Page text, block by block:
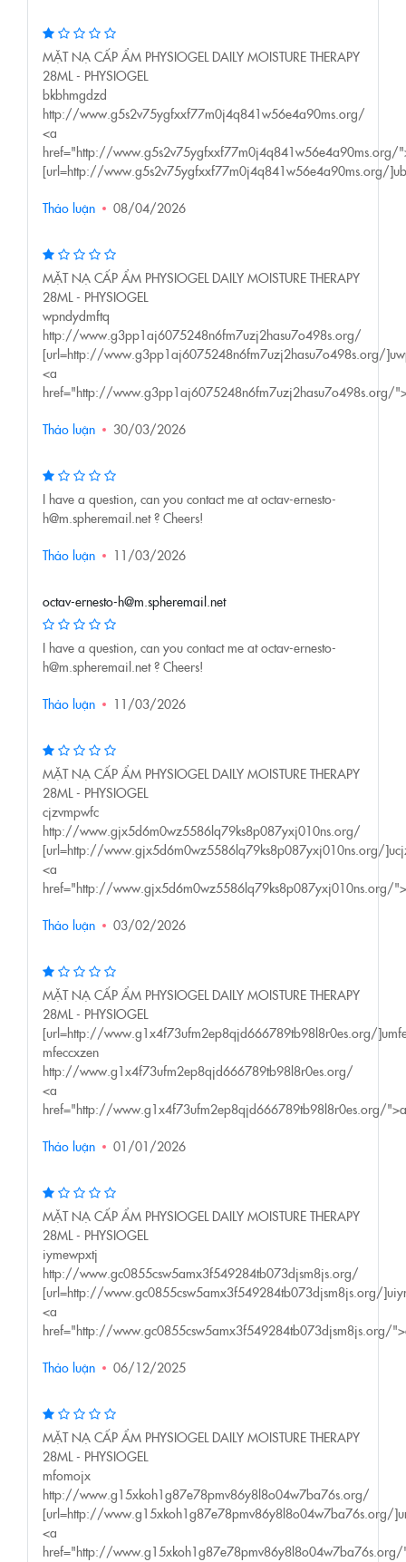
MẶT NẠ CẤP ẨM PHYSIOGEL DAILY MOISTURE THERAPY
28ML - PHYSIOGEL
bkbhmgdzd
http://www.g5s2v75ygfxxf77m0j4q841w56e4a90ms.org/
<a
href="http://www.g5s2v75ygfxxf77m0j4q841w56e4a90ms.org/
[url=http://www.g5s2v75ygfxxf77m0j4q841w56e4a90ms.org/
Thảo luận 08/04/2026
MẶT NẠ CẤP ẨM PHYSIOGEL DAILY MOISTURE THERAPY
28ML - PHYSIOGEL
wpndydmftq
http://www.g3pp1aj6075248n6fm7uzj2hasu7o498s.org/
[url=http://www.g3pp1aj6075248n6fm7uzj2hasu7o498s.org/
<a
href="http://www.g3pp1aj6075248n6fm7uzj2hasu7o498s.org/
Thảo luận 30/03/2026
I have a question, can you contact me at octav-ernesto-
h@m.spheremail.net ? Cheers!
Thảo luận 11/03/2026
octav-ernesto-h@m.spheremail.net
I have a question, can you contact me at octav-ernesto-
h@m.spheremail.net ? Cheers!
Thảo luận 11/03/2026
MẶT NẠ CẤP ẨM PHYSIOGEL DAILY MOISTURE THERAPY
28ML - PHYSIOGEL
cjzvmpwfc
http://www.gjx5d6m0wz5586lq79ks8p087yxj010ns.org/
[url=http://www.gjx5d6m0wz5586lq79ks8p087yxj010ns.org/
<a
href="http://www.gjx5d6m0wz5586lq79ks8p087yxj010ns.org/
Thảo luận 03/02/2026
MẶT NẠ CẤP ẨM PHYSIOGEL DAILY MOISTURE THERAPY
28ML - PHYSIOGEL
[url=http://www.g1x4f73ufm2ep8qjd666789tb98l8r0es.org/
mfeccxzen
http://www.g1x4f73ufm2ep8qjd666789tb98l8r0es.org/
<a
href="http://www.g1x4f73ufm2ep8qjd666789tb98l8r0es.org/
Thảo luận 01/01/2026
MẶT NẠ CẤP ẨM PHYSIOGEL DAILY MOISTURE THERAPY
28ML - PHYSIOGEL
iymewpxtj
http://www.gc0855csw5amx3f549284tb073djsm8js.org/
[url=http://www.gc0855csw5amx3f549284tb073djsm8js.org/
<a
href="http://www.gc0855csw5amx3f549284tb073djsm8js.org/
Thảo luận 06/12/2025
MẶT NẠ CẤP ẨM PHYSIOGEL DAILY MOISTURE THERAPY
28ML - PHYSIOGEL
mfomojx
http://www.g15xkoh1g87e78pmv86y8l8o04w7ba76s.org/
[url=http://www.g15xkoh1g87e78pmv86y8l8o04w7ba76s.org/
<a
href="http://